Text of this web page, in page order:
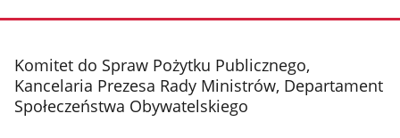
stopka
Komitet do Spraw Pożytku Publicznego,
Kancelaria Prezesa Rady Ministrów, Departament
Społeczeństwa Obywatelskiego